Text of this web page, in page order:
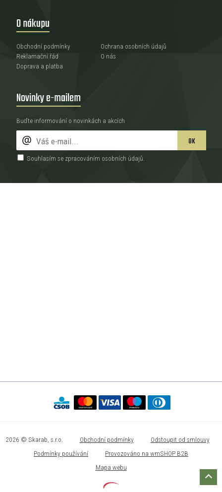
O nákupu
Obchodní podmínky
Reklamační řád
Doprava a platba
Ochrana osobních údajů
O nás
Novinky e-mailem
Buďte informování o novinkách a akcích
OK
Souhlasím se zpracováním osobních údajů
2026 © Skarab, s.r.o. Obchodní podmínky
Odstoupit od smlouvy
Podmínky používání
Provozováno na wmSHOP B2B
Mapa webu